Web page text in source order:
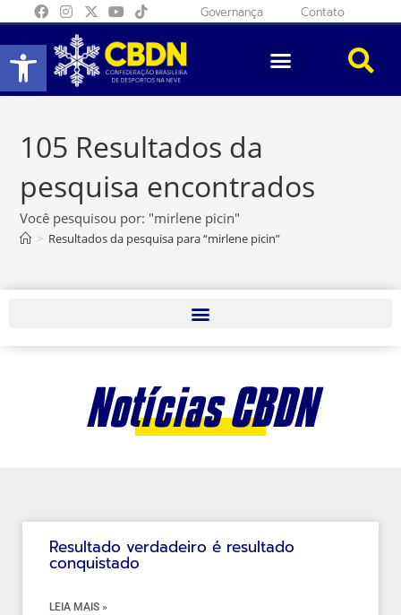
Abrir a barra de ferramentas
Governança Contato
105 Resultados da
pesquisa encontrados
Você pesquisou por: "mirlene picin"
> Resultados da pesquisa para“mirlene picin”
Notícias CBDN
Resultado verdadeiro é resultado
conquistado
LEIA MAIS »